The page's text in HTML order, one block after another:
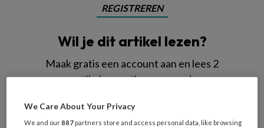
REGISTREREN
Wil je dit artikel lezen?
Maak gratis een account aan en lees 2
artikelen gratis per maand
Al een account of abonnement?
We Care About Your Privacy
We and our887 partners store and access personal data, like browsing